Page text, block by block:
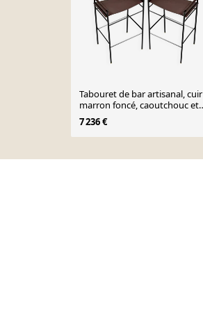
Tabouret de bar artisanal, cuir
marron foncé, caoutchouc et
métal
7 236 €